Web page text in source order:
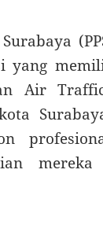
yang
Air